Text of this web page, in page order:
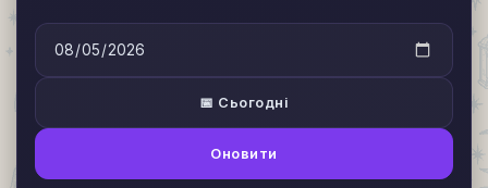
📅 Сьогодні
Оновити